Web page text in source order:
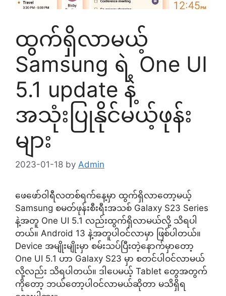
ထွက်ရှိလာမယ့်
Samsung ရဲ့ One UI
5.1 update နဲ့
အသုံးပြုနိုင်မယ့်ဖုန်း
များ
2023-01-18 by Admin
ဖေဖော်ဝါရီလတစ်ရက်နေ့မှာ ထွက်ရှိလာတော့မယ့်
Samsung စမတ်ဖုန်းစီးရီးအသစ် Galaxy S23 Series
နဲ့အတူ One UI 5.1 လည်းထွက်ရှိလာမယ်လို့ သိရပါ
တယ်။ Android 13 နဲ့အတူပါဝင်လာမှာ ဖြစ်ပါတယ်။
Device အမျိုးမျိုးမှာ စမ်းသပ်ပြီးတဲ့နောက်မှာတော့
One UI 5.1 ဟာ Galaxy S23 မှာ စတင်ပါဝင်လာမယ်
လို့လည်း သိရပါတယ်။ ဒါပေမယ့် Tablet တွေအတွက်
ကိုတော့ ဘယ်တော့ပါဝင်လာမယ်ဆိုတာ မသိရှိရ